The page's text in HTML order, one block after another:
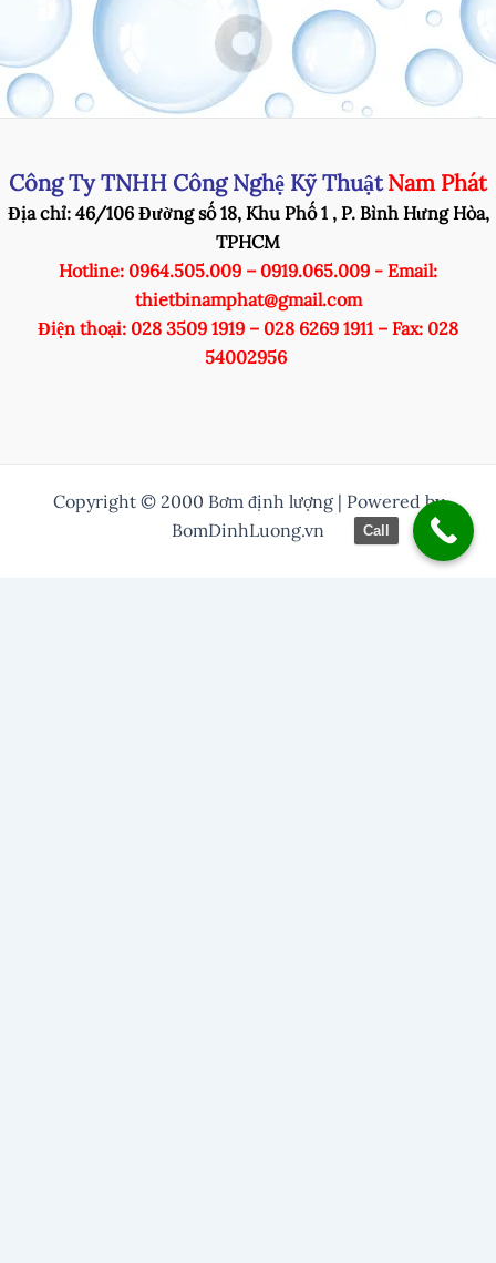
Công Ty TNHH Công Nghệ Kỹ Thuật Nam Phát
Địa chỉ: 46/106 Đường số 18, Khu Phố 1 , P. Bình Hưng Hòa,
TPHCM
Hotline: 0964.505.009 – 0919.065.009 - Email:
thietbinamphat@gmail.com
Điện thoại: 028 3509 1919 – 028 6269 1911 – Fax: 028
54002956
Copyright © 2000 Bơm định lượng | Powered by
BomDinhLuong.vn
Call